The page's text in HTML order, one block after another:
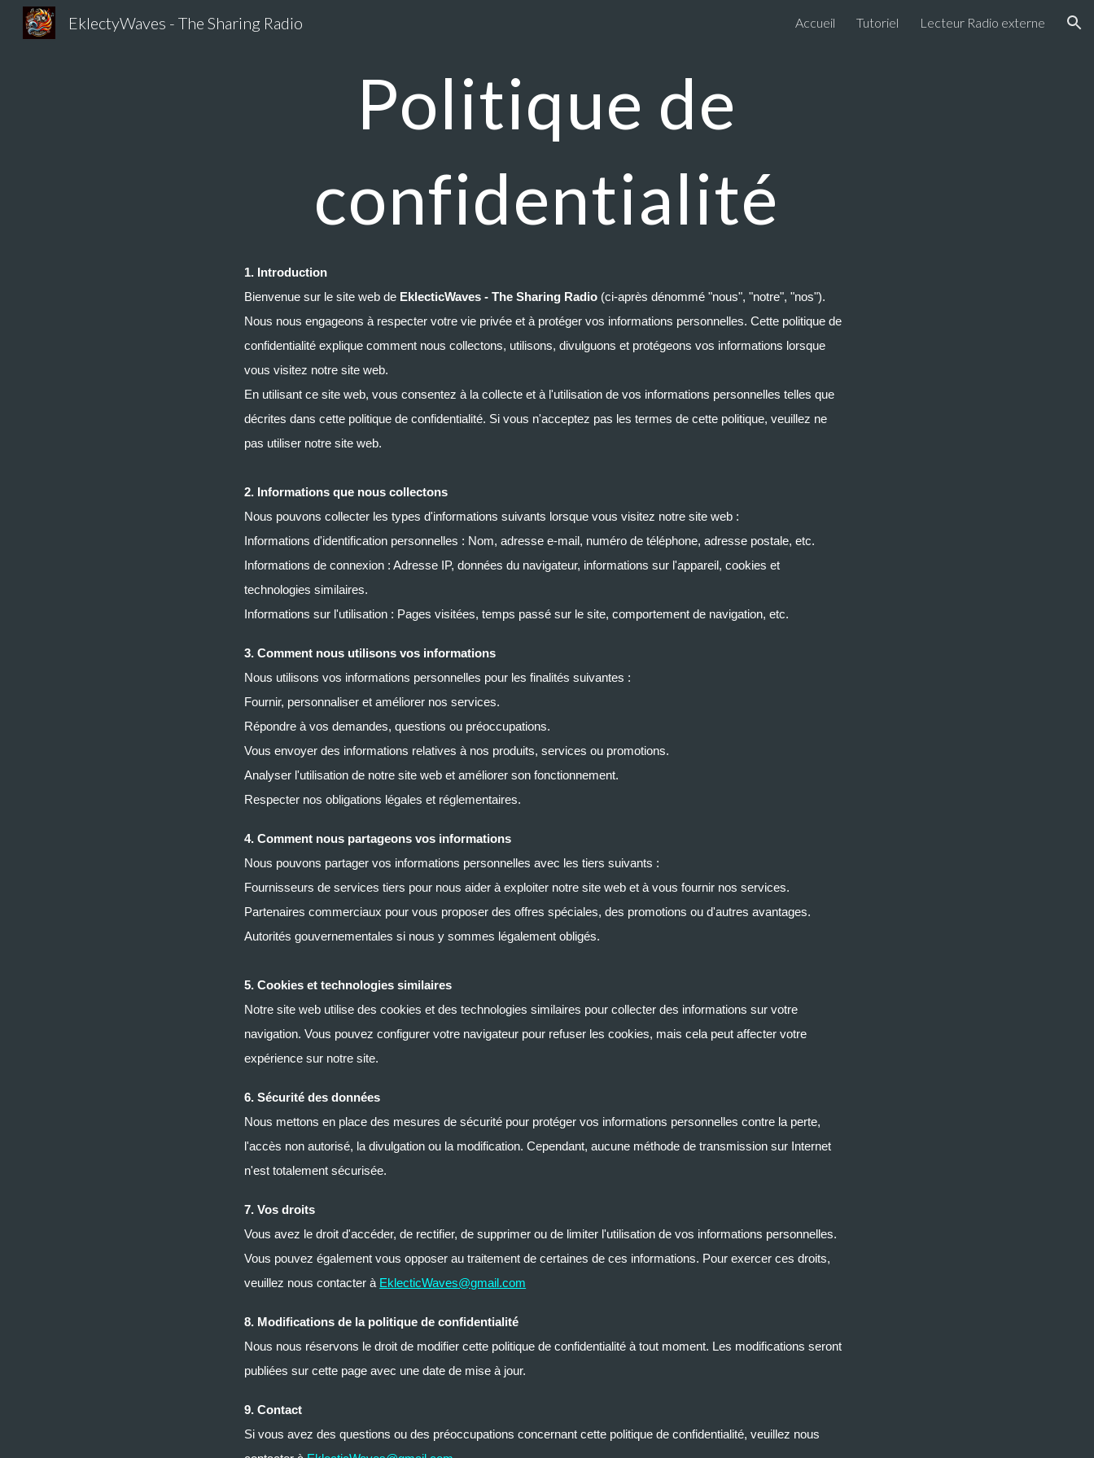
EklectyWaves - The Sharing Radio Accueil Tutoriel Lecteur Radio externe
Politique de
confidentialité
1. Introduction
Bienvenue sur le site web de EklecticWaves - The Sharing Radio (ci-après dénommé "nous", "notre", "nos").
Nous nous engageons à respecter votre vie privée et à protéger vos informations personnelles. Cette politique de
confidentialité explique comment nous collectons, utilisons, divulguons et protégeons vos informations lorsque
vous visitez notre site web.
En utilisant ce site web, vous consentez à la collecte et à l'utilisation de vos informations personnelles telles que
décrites dans cette politique de confidentialité. Si vous n'acceptez pas les termes de cette politique, veuillez ne
pas utiliser notre site web.
2. Informations que nous collectons
Nous pouvons collecter les types d'informations suivants lorsque vous visitez notre site web :
Informations d'identification personnelles : Nom, adresse e-mail, numéro de téléphone, adresse postale, etc.
Informations de connexion : Adresse IP, données du navigateur, informations sur l'appareil, cookies et
technologies similaires.
Informations sur l'utilisation : Pages visitées, temps passé sur le site, comportement de navigation, etc.
3. Comment nous utilisons vos informations
Nous utilisons vos informations personnelles pour les finalités suivantes :
Fournir, personnaliser et améliorer nos services.
Répondre à vos demandes, questions ou préoccupations.
Vous envoyer des informations relatives à nos produits, services ou promotions.
Analyser l'utilisation de notre site web et améliorer son fonctionnement.
Respecter nos obligations légales et réglementaires.
4. Comment nous partageons vos informations
Nous pouvons partager vos informations personnelles avec les tiers suivants :
Fournisseurs de services tiers pour nous aider à exploiter notre site web et à vous fournir nos services.
Partenaires commerciaux pour vous proposer des offres spéciales, des promotions ou d'autres avantages.
Autorités gouvernementales si nous y sommes légalement obligés.
5. Cookies et technologies similaires
Notre site web utilise des cookies et des technologies similaires pour collecter des informations sur votre
navigation. Vous pouvez configurer votre navigateur pour refuser les cookies, mais cela peut affecter votre
expérience sur notre site.
6. Sécurité des données
Nous mettons en place des mesures de sécurité pour protéger vos informations personnelles contre la perte,
l'accès non autorisé, la divulgation ou la modification. Cependant, aucune méthode de transmission sur Internet
n'est totalement sécurisée.
7. Vos droits
Vous avez le droit d'accéder, de rectifier, de supprimer ou de limiter l'utilisation de vos informations personnelles.
Vous pouvez également vous opposer au traitement de certaines de ces informations. Pour exercer ces droits,
veuillez nous contacter à EklecticWaves@gmail.com
8. Modifications de la politique de confidentialité
Nous nous réservons le droit de modifier cette politique de confidentialité à tout moment. Les modifications seront
publiées sur cette page avec une date de mise à jour.
9. Contact
Si vous avez des questions ou des préoccupations concernant cette politique de confidentialité, veuillez nous